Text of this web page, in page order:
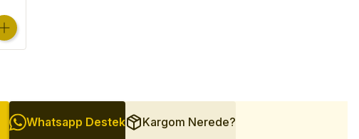
Whatsapp Destek Kargom Nerede?